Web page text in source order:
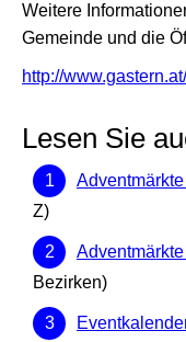
Weitere
Gemeinde und die
http://www.gastern.at/
Lesen Sie
Z)
Bezirken)